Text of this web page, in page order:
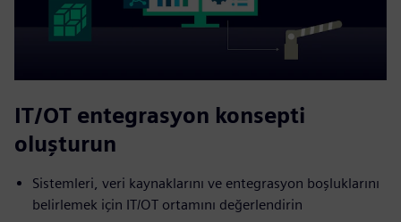
IT/OT entegrasyon konsepti
oluşturun
Sistemleri, veri kaynaklarını ve entegrasyon boşluklarını
belirlemek için IT/OT ortamını değerlendirin